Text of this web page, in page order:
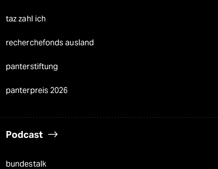
taz zahl ich
recherchefonds ausland
panterstiftung
panterpreis 2026
Podcast
bundestalk